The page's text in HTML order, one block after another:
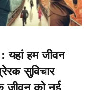
हम जीवन
सुविचार
जीवन को नई